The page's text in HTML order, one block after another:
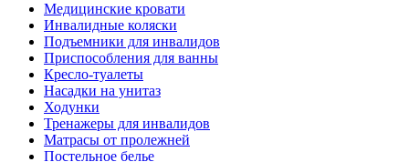
Медицинские кровати
Инвалидные коляски
Подъемники для инвалидов
Приспособления для ванны
Кресло-туалеты
Насадки на унитаз
Ходунки
Тренажеры для инвалидов
Матрасы от пролежней
Постельное белье